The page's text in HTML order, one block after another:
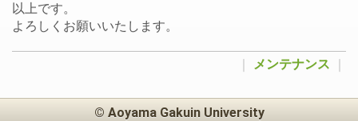
以上です。
よろしくお願いいたします。
メンテナンス
© Aoyama Gakuin University